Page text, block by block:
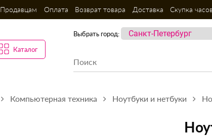
Продавцам Оплата Возврат товара Доставка Скупка часов
Каталог
Выбрать город:
Компьютерная техника Ноутбуки и нетбуки